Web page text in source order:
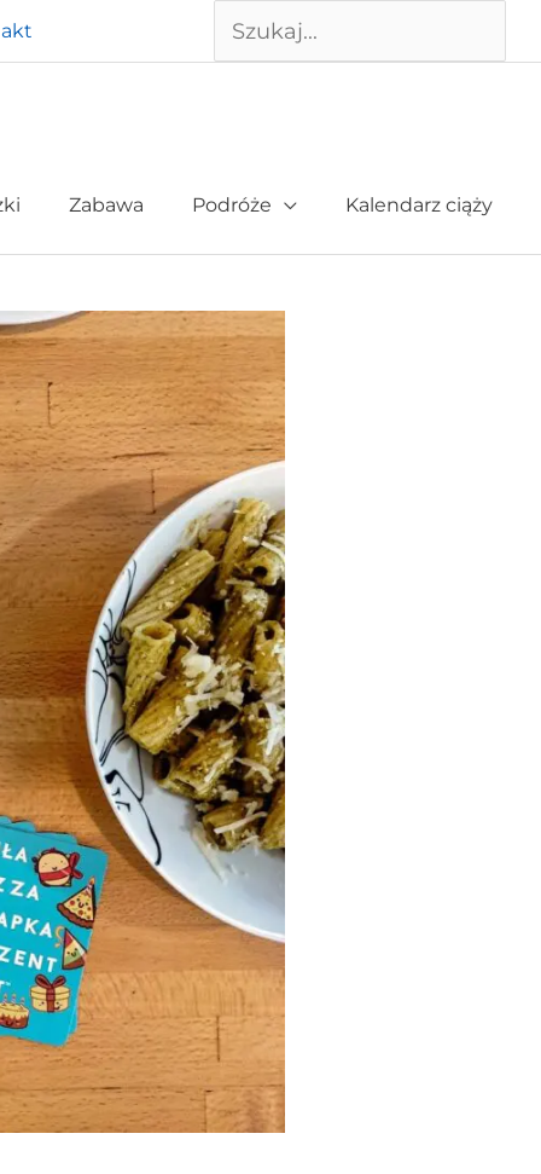
Szukaj
Zabawa Podróże Kalendarz ciąży